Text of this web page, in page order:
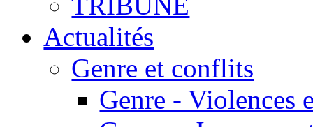
Actualités
Genre et conflits
Genre - Violences